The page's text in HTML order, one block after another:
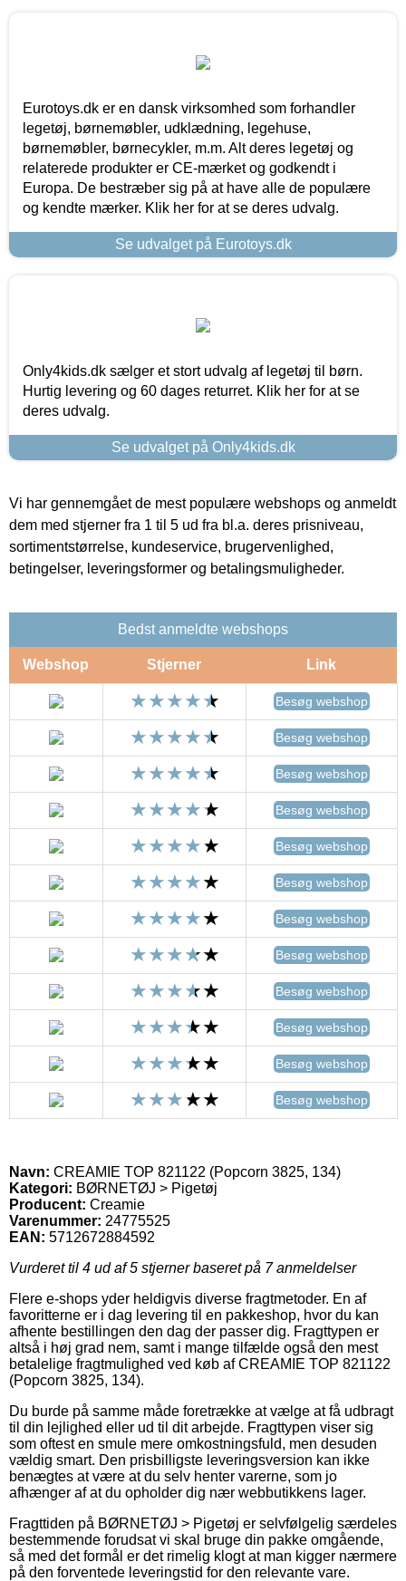
Eurotoys.dk er en dansk virksomhed som forhandler
legetøj, børnemøbler, udklædning, legehuse,
børnemøbler, børnecykler, m.m. Alt deres legetøj og
relaterede produkter er CE-mærket og godkendt i
Europa. De bestræber sig på at have alle de populære
og kendte mærker. Klik her for at se deres udvalg.
Se udvalget på Eurotoys.dk
Only4kids.dk sælger et stort udvalg af legetøj til børn.
Hurtig levering og 60 dages returret. Klik her for at se
deres udvalg.
Se udvalget på Only4kids.dk
Vi har gennemgået de mest populære webshops og anmeldt
dem med stjerner fra 1 til 5 ud fra bl.a. deres prisniveau,
sortimentstørrelse, kundeservice, brugervenlighed,
betingelser, leveringsformer og betalingsmuligheder.
Bedst anmeldte webshops
Webshop Stjerner Link
Besøg webshop
Besøg webshop
Besøg webshop
Besøg webshop
Besøg webshop
Besøg webshop
Besøg webshop
Besøg webshop
Besøg webshop
Besøg webshop
Besøg webshop
Besøg webshop
Navn: CREAMIE TOP 821122 (Popcorn 3825, 134)
Kategori: BØRNETØJ > Pigetøj
Producent: Creamie
Varenummer: 24775525
EAN: 5712672884592
Vurderet til 4 ud af 5 stjerner baseret på 7anmeldelser
Flere e-shops yder heldigvis diverse fragtmetoder. En af
favoritterne er i dag levering til en pakkeshop, hvor du kan
afhente bestillingen den dag der passer dig. Fragttypen er
altså i høj grad nem, samt i mange tilfælde også den mest
betalelige fragtmulighed ved køb af CREAMIE TOP 821122
(Popcorn 3825, 134).
Du burde på samme måde foretrække at vælge at få udbragt
til din lejlighed eller ud til dit arbejde. Fragttypen viser sig
som oftest en smule mere omkostningsfuld, men desuden
vældig smart. Den prisbilligste leveringsversion kan ikke
benægtes at være at du selv henter varerne, som jo
afhænger af at du opholder dig nær webbutikkens lager.
Fragttiden på BØRNETØJ > Pigetøj er selvfølgelig særdeles
bestemmende forudsat vi skal bruge din pakke omgående,
så med det formål er det rimelig klogt at man kigger nærmere
på den forventede leveringstid for den relevante vare.